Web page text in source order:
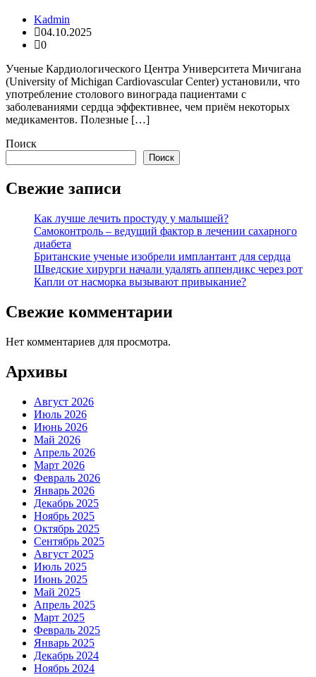
Kadmin
04.10.2025
0
Ученые Кардиологического Центра Университета Мичигана
(University of Michigan Cardiovascular Center) установили, что
употребление столового винограда пациентами с
заболеваниями сердца эффективнее, чем приём некоторых
медикаментов. Полезные […]
Поиск
Поиск
Свежие записи
Как лучше лечить простуду у малышей?
Самоконтроль – ведущий фактор в лечении сахарного
диабета
Британские ученые изобрели имплантант для сердца
Шведские хирурги начали удалять аппендикс через рот
Капли от насморка вызывают привыкание?
Свежие комментарии
Нет комментариев для просмотра.
Архивы
Август 2026
Июль 2026
Июнь 2026
Май 2026
Апрель 2026
Март 2026
Февраль 2026
Январь 2026
Декабрь 2025
Ноябрь 2025
Октябрь 2025
Сентябрь 2025
Август 2025
Июль 2025
Июнь 2025
Май 2025
Апрель 2025
Март 2025
Февраль 2025
Январь 2025
Декабрь 2024
Ноябрь 2024